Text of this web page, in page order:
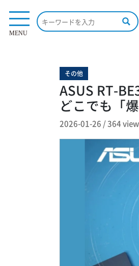
MENU
その他
ASUS RT-
どこでも「
2026-01-26 /364 view